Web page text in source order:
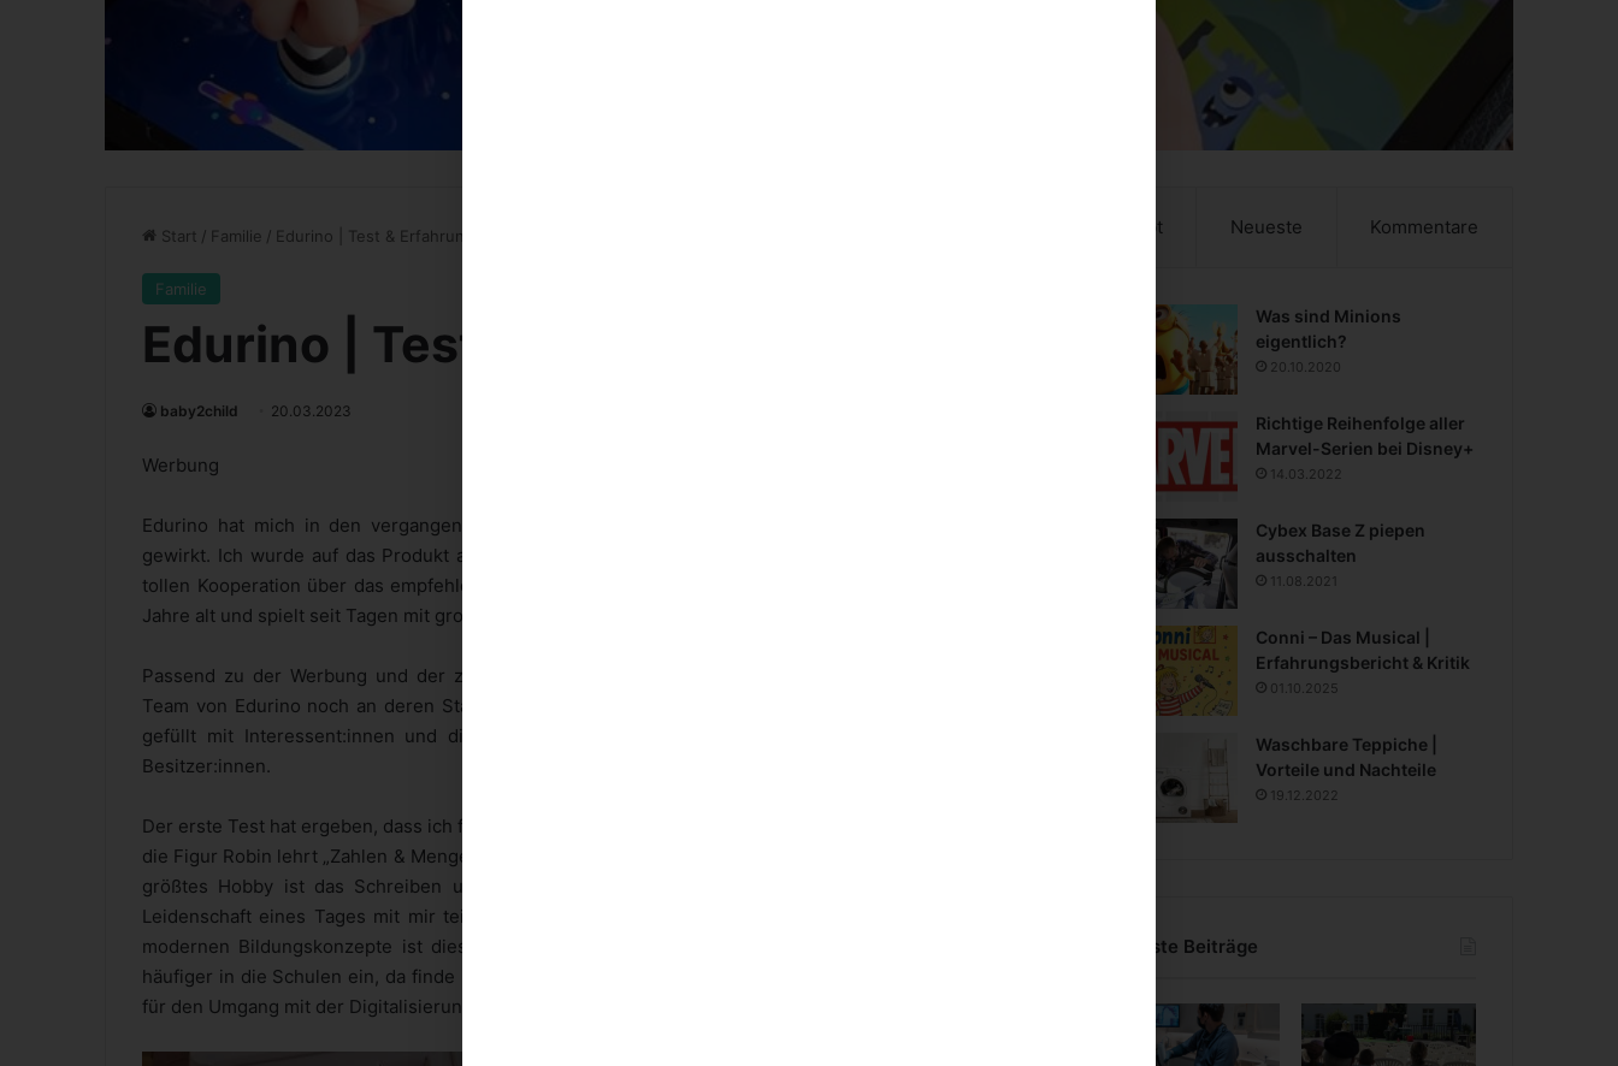
Start / Familie / Edurino | Test & Erfahrungen
Familie
Edurino | Test & Erfahrungen
baby2child 20.03.2023
Werbung
Edurino hat mich in den vergangenen Wochen hartnäckig im Social Media verfolgt und das hat
gewirkt. Ich wurde auf das Produkt aufmerksam und freue mich, dass ich nun im Rahmen einer so
tollen Kooperation über das empfehlenswerte Lernspielzeug schreiben kann. Meine Tochter ist 3,5
Jahre alt und spielt seit Tagen mit großer Begeisterung mit Edurino.
Passend zu der Werbung und der zu dem Zeitpunkt schon vereinbarten Kooperation traf ich das
Team von Edurino noch an deren Stand auf der Didacta 2023 in Stuttgart. Der Stand war stets gut
gefüllt mit Interessent:innen und die ein oder andere Figur wechselte dort vor Ort gleich die
Besitzer:innen.
Der erste Test hat ergeben, dass ich für meine Tochter das richtige Starterset ausgewählt habe, denn
die Figur Robin lehrt „Zahlen & Mengen“ und die Figur Mika fördert „Erstes Lesen & Schreiben“. Mein
größtes Hobby ist das Schreiben und ich würde mich sehr freuen, wenn meine Tochter diese
Leidenschaft eines Tages mit mir teilen würde. Gerade dann ist Gamification wichtig, denn in den
modernen Bildungskonzepte ist diese Art der Lehre vorgesehen. Die Digitalisierung zieht immer
häufiger in die Schulen ein, da finde ich die Lernart am Tablet wunderbar, um ebendiese Werkzeuge
für den Umgang mit der Digitalisierung früh zu erlernen.
Beliebt Neueste Kommentare
Was sind Minions
eigentlich?
20.10.2020
Richtige Reihenfolge aller
Marvel-Serien bei Disney+
14.03.2022
Cybex Base Z piepen
ausschalten
11.08.2021
Conni – Das Musical |
Erfahrungsbericht & Kritik
01.10.2025
Waschbare Teppiche |
Vorteile und Nachteile
19.12.2022
Neueste Beiträge